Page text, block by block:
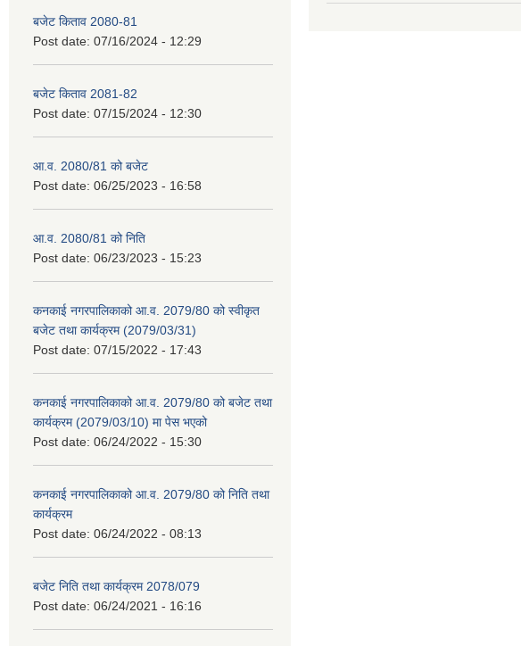
बजेट किताव 2080-81
Post date: 07/16/2024 - 12:29
बजेट किताव 2081-82
Post date: 07/15/2024 - 12:30
आ.व. 2080/81 को बजेट
Post date: 06/25/2023 - 16:58
आ.व. 2080/81 को निति
Post date: 06/23/2023 - 15:23
कनकाई नगरपालिकाको आ.व. 2079/80 को स्वीकृत
बजेट तथा कार्यक्रम (2079/03/31)
Post date: 07/15/2022 - 17:43
कनकाई नगरपालिकाको आ.व. 2079/80 को बजेट तथा
कार्यक्रम (2079/03/10) मा पेस भएको
Post date: 06/24/2022 - 15:30
कनकाई नगरपालिकाको आ.व. 2079/80 को निति तथा
कार्यक्रम
Post date: 06/24/2022 - 08:13
बजेट निति तथा कार्यक्रम 2078/079
Post date: 06/24/2021 - 16:16